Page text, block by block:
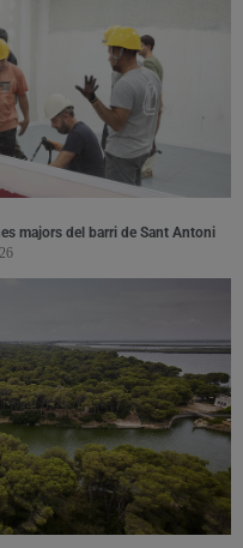
majors del barri de Sant Antoni